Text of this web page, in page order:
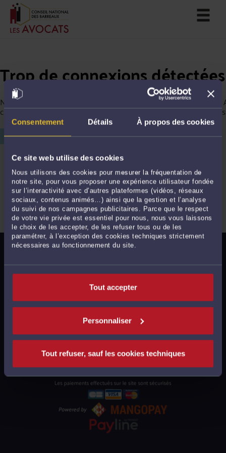
Consentement Détails À propos des cookies
Ce site web utilise des cookies
Nous utilisons des cookies pour mesurer la fréquentation de
notre site, pour vous proposer une expérience utilisateur fondée
sur l’interactivité avec d’autres plateformes (vidéos, réseaux
sociaux, contenus animés…) ainsi que la gestion et l’analyse
du suivi de nos campagnes publicitaires. Parce que le respect
de votre vie privée est essentiel pour nous, nous vous laissons
le choix de les accepter, de les refuser tous ou de les
paramétrer, à l’exception des cookies techniques strictement
nécessaires au fonctionnement du site.
Tout accepter
Personnaliser
Tout refuser, sauf les cookies techniques
Trop de connexions détectées
Nous avons détecté trop de connexions depuis votre
continuer votre navigation, merci de saisir le chiffre affiché ci-
POLITIQUE DE CONFIDENTIALITÉ
POLITIQUE DES COOKIES
CGU AVOCATS
CGUV UTILISATEURS
PLAN DU SITE
SUPPORT